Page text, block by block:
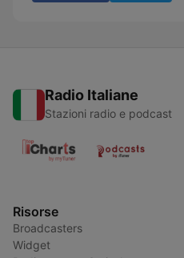
Radio Italiane
Stazioni radio e podcast
Risorse
Broadcasters
Widget